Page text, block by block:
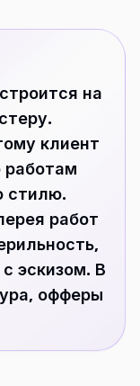
на
клиент
стилю.
работ
эскизом. В
офферы